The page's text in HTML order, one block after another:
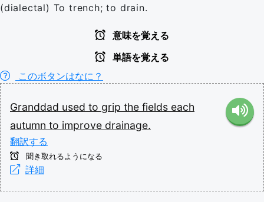
(dialectal) To trench; to drain.
意味を覚える
単語を覚える
このボタンはなに？
Granddad used to grip the fields each
autumn to improve drainage.
翻訳する
聞き取れるようになる
詳細